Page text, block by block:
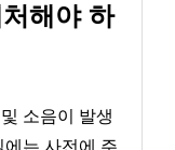
해야 하
소음이 발생